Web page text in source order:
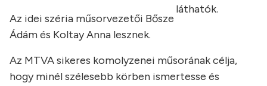
láthatók.
Az idei széria műsorvezetői Bősze
Ádám és Koltay Anna lesznek.
Az MTVA sikeres komolyzenei műsorának célja,
hogy minél szélesebb körben ismertesse és